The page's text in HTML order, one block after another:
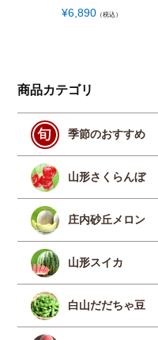
¥6,890 （税込）
商品カテゴリ
季節のおすすめ
山形さくらんぼ
庄内砂丘メロン
山形スイカ
白山だだちゃ豆